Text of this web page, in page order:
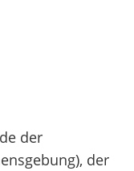
der
der